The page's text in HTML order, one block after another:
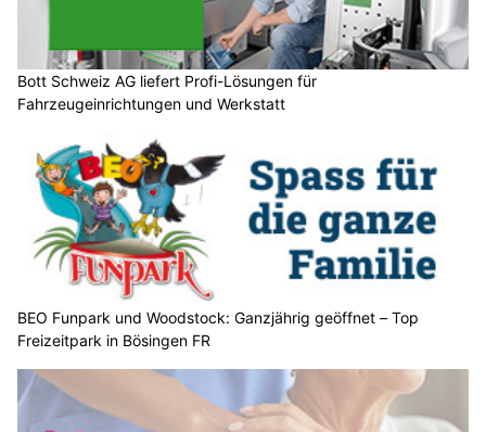
Bott Schweiz AG liefert Profi-Lösungen für
Fahrzeugeinrichtungen und Werkstatt
BEO Funpark und Woodstock: Ganzjährig geöffnet – Top
Freizeitpark in Bösingen FR